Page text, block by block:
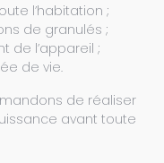
l’habitation ;
de granulés ;
de l’appareil ;
de vie.
de réaliser
avant toute